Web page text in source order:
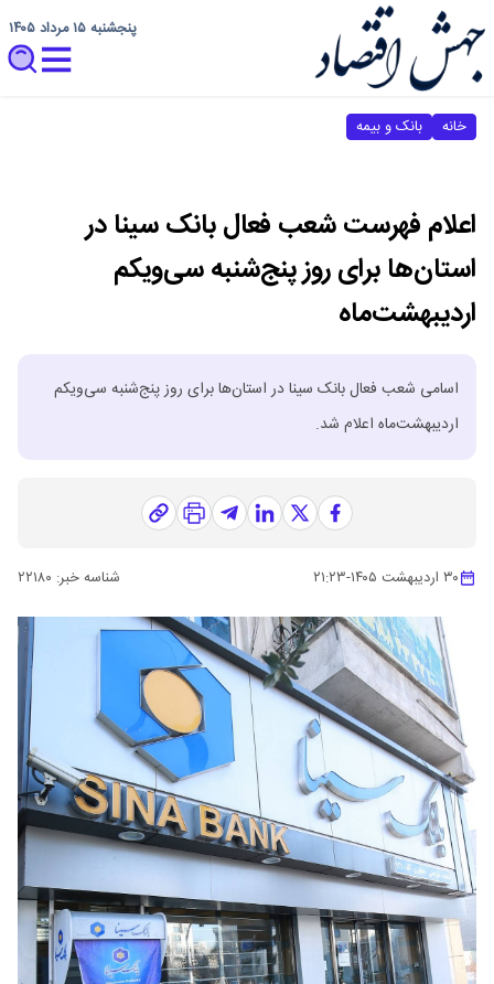
پنجشنبه ۱۵ مرداد ۱۴۰۵
خانه بانک و بیمه
اعلام فهرست شعب فعال بانک سینا در
استان‌ها برای روز پنج‌شنبه سی‌ویکم
اردیبهشت‌ماه
اسامی شعب فعال بانک سینا در استان‌ها برای روز پنج‌شنبه سی‌ویکم
اردیبهشت‌ماه اعلام شد.
۳۰ اردیبهشت ۱۴۰۵ -۲۱:۲۳ شناسه خبر: ۲۲۱۸۰